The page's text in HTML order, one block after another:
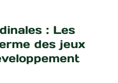
: Les
des jeux